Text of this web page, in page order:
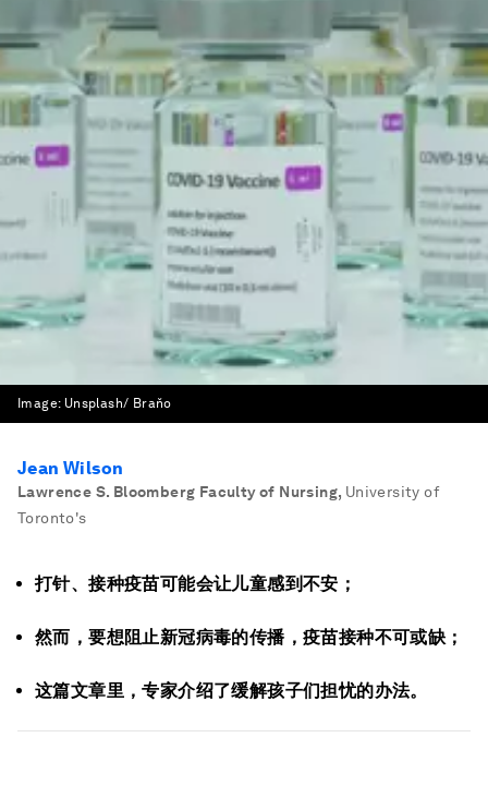
Image: Unsplash/ Braňo
Jean Wilson
Lawrence S. Bloomberg Faculty of Nursing, University of
Toronto's
打针、接种疫苗可能会让儿童感到不安；
然而，要想阻止新冠病毒的传播，疫苗接种不可或缺；
这篇文章里，专家介绍了缓解孩子们担忧的办法。